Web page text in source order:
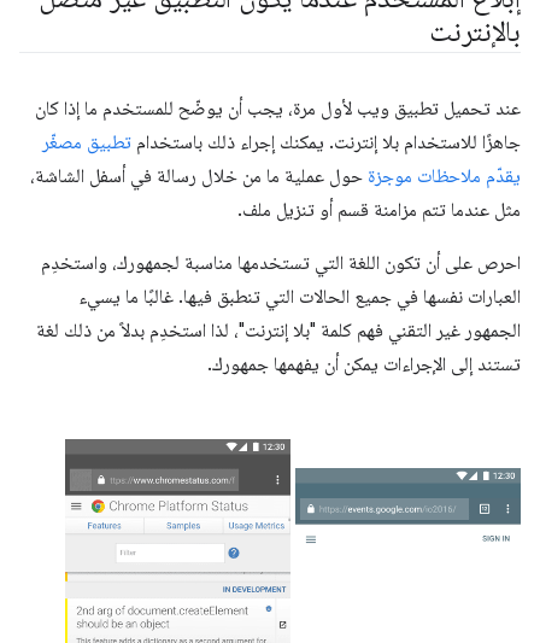
بالإنترنت
عند تحميل تطبيق ويب لأول مرة، يجب أن يوضّح للمستخدم ما إذا كان
جاهزًا للاستخدام بلا إنترنت. يمكنك إجراء ذلك باستخدام تطبيق مصغّر
يقدّم ملاحظات موجزة حول عملية ما من خلال رسالة في أسفل الشاشة،
مثل عندما تتم مزامنة قسم أو تنزيل ملف.
احرص على أن تكون اللغة التي تستخدمها مناسبة لجمهورك، واستخدِم
العبارات نفسها في جميع الحالات التي تنطبق فيها. غالبًا ما يسيء
الجمهور غير التقني فهم كلمة "بلا إنترنت"، لذا استخدِم بدلاً من ذلك لغة
تستند إلى الإجراءات يمكن أن يفهمها جمهورك.